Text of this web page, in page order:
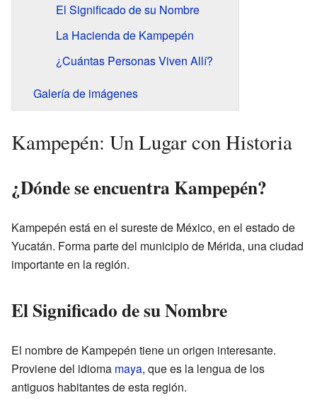
El Significado de su Nombre
La Hacienda de Kampepén
¿Cuántas Personas Viven Allí?
Galería de imágenes
Kampepén: Un Lugar con Historia
¿Dónde se encuentra Kampepén?
Kampepén está en el sureste de México, en el estado de
Yucatán. Forma parte del municipio de Mérida, una ciudad
importante en la región.
El Significado de su Nombre
El nombre de Kampepén tiene un origen interesante.
Proviene del idioma maya, que es la lengua de los
antiguos habitantes de esta región.